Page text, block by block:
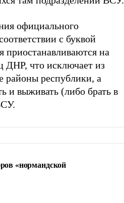
официального
с буквой
приостанавливаются на
ДНР, что исключает из
районы республики, а
и выживать (либо брать в
«нормандской